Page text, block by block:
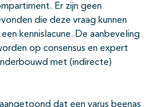
Er zijn geen
die deze vraag kunnen
kennislacune. De aanbeveling
op consensus en expert
met (indirecte)
dat een varus beenas